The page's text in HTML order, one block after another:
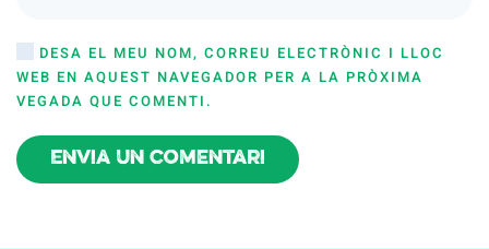
DESA EL MEU NOM, CORREU ELECTRÒNIC I LLOC
WEB EN AQUEST NAVEGADOR PER A LA PRÒXIMA
VEGADA QUE COMENTI.
Envia un comentari